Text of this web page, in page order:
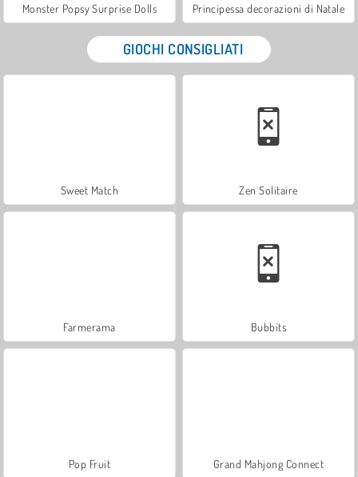
Monster Popsy Surprise Dolls Principessa decorazioni di Natale
GIOCHI CONSIGLIATI
Sweet Match Zen Solitaire
Farmerama Bubbits
Pop Fruit Grand Mahjong Connect